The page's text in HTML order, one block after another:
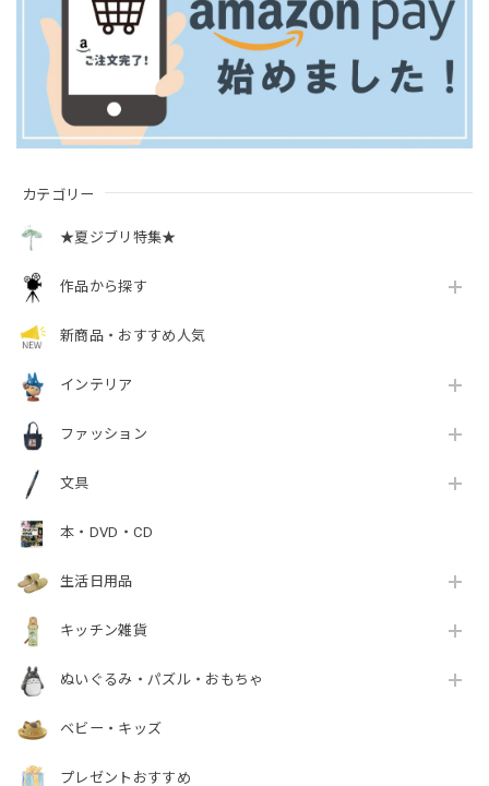
カテゴリー
★夏ジブリ特集★
作品から探す
新商品・おすすめ人気
インテリア
ファッション
文具
本・DVD・CD
生活日用品
キッチン雑貨
ぬいぐるみ・パズル・おもちゃ
ベビー・キッズ
プレゼントおすすめ